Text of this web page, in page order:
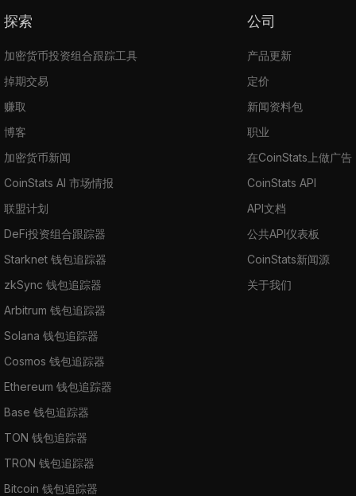
探索
加密货币投资组合跟踪工具
掉期交易
赚取
博客
加密货币新闻
CoinStats AI 市场情报
联盟计划
DeFi投资组合跟踪器
Starknet 钱包追踪器
zkSync 钱包追踪器
Arbitrum 钱包追踪器
Solana 钱包追踪器
Cosmos 钱包追踪器
Ethereum 钱包追踪器
Base 钱包追踪器
TON 钱包追踪器
TRON 钱包追踪器
Bitcoin 钱包追踪器
公司
产品更新
定价
新闻资料包
职业
在CoinStats上做广告
CoinStats API
API文档
公共API仪表板
CoinStats新闻源
关于我们